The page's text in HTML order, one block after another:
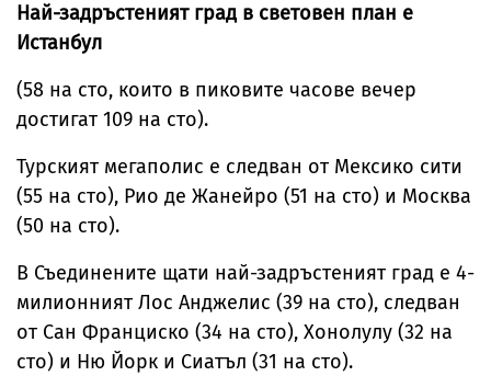
Най-задръстеният град в световен план е
Истанбул
(58 на сто, които в пиковите часове вечер
достигат 109 на сто).
Турският мегаполис е следван от Мексико сити
(55 на сто), Рио де Жанейро (51 на сто) и Москва
(50 на сто).
В Съединените щати най-задръстеният град е 4-
милионният Лос Анджелис (39 на сто), следван
от Сан Франциско (34 на сто), Хонолулу (32 на
сто) и Ню Йорк и Сиатъл (31 на сто).